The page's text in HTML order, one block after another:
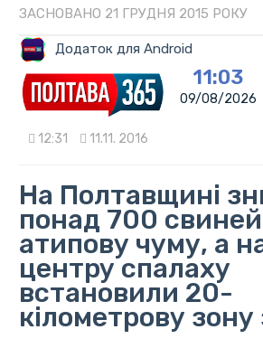
ЗАСНОВАНО 21 ГРУДНЯ 2015 РОКУ
Додаток для Android
11:03
09/08/2026
12:31 11.11. 2016
На Полтавщині
понад 700
атипову чуму, а
центру спалаху
встановили 20-
кілометрову